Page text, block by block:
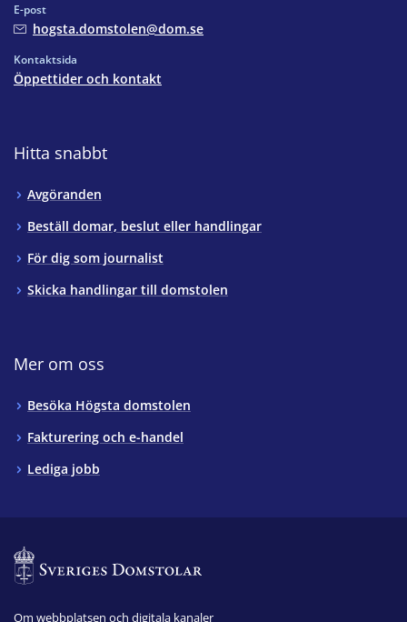
E-post
hogsta.domstolen@dom.se
Kontaktsida
Öppettider och kontakt
Hitta snabbt
Avgöranden
Beställ domar, beslut eller handlingar
För dig som journalist
Skicka handlingar till domstolen
Mer om oss
Besöka Högsta domstolen
Fakturering och e-handel
Lediga jobb
Om webbplatsen och digitala kanaler